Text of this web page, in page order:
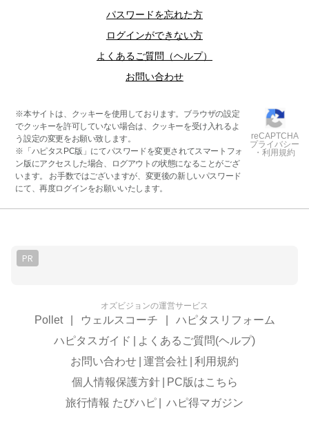
パスワードを忘れた方
ログインができない方
よくあるご質問（ヘルプ）
お問い合わせ
※本サイトは、クッキーを使用しております。ブラウザの設定
でクッキーを許可していない場合は、クッキーを受け入れるよ
う設定の変更をお願い致します。
※「ハピタスPC版」にてパスワードを変更されてスマートフォ
ン版にアクセスした場合、ログアウトの状態になることがござ
います。 お手数ではございますが、変更後の新しいパスワード
にて、再度ログインをお願いいたします。
reCAPTCHA
プライバシー
・利用規約
PR
オズビジョンの運営サービス
Pollet ウェルスコーチ
ハピタスリフォーム
ハピタスガイド
よくあるご質問(ヘルプ)
お問い合わせ 運営会社
利用規約
個人情報保護方針
PC版はこちら
旅行情報 たびハピ
ハピ得マガジン